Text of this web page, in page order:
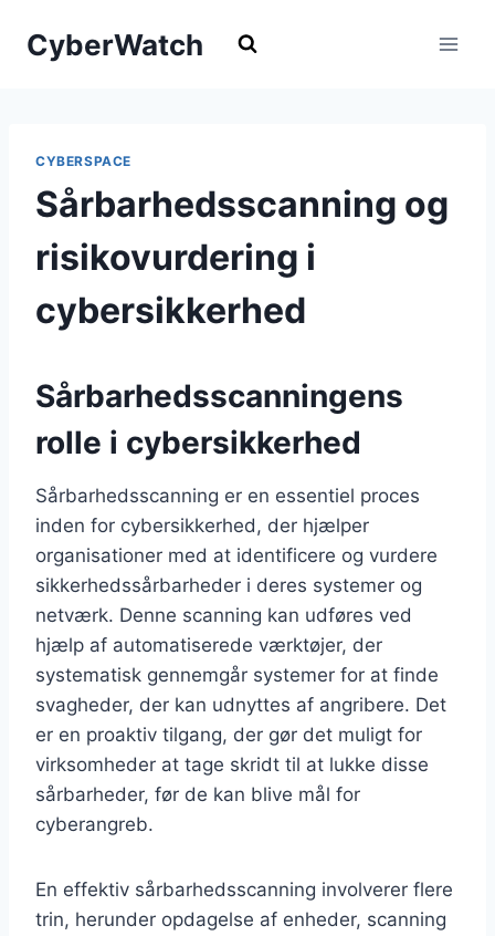
CyberWatch
CYBERSPACE
Sårbarhedsscanning og
risikovurdering i
cybersikkerhed
Sårbarhedsscanningens
rolle i cybersikkerhed
Sårbarhedsscanning er en essentiel proces
inden for cybersikkerhed, der hjælper
organisationer med at identificere og vurdere
sikkerhedssårbarheder i deres systemer og
netværk. Denne scanning kan udføres ved
hjælp af automatiserede værktøjer, der
systematisk gennemgår systemer for at finde
svagheder, der kan udnyttes af angribere. Det
er en proaktiv tilgang, der gør det muligt for
virksomheder at tage skridt til at lukke disse
sårbarheder, før de kan blive mål for
cyberangreb.
En effektiv sårbarhedsscanning involverer flere
trin, herunder opdagelse af enheder, scanning